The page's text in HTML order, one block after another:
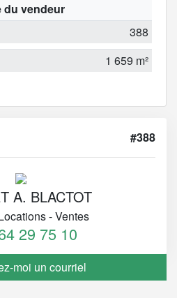
du vendeur
388
1 659 m²
#388
A. BLACTOT
- Ventes
29 75 10
moi un courriel